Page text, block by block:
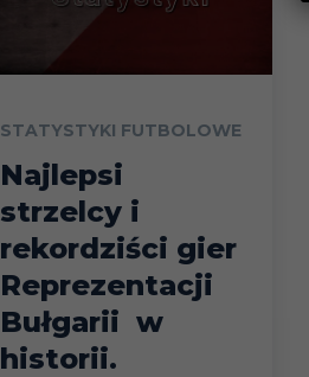
STATYSTYKI FUTBOLOWE
Najlepsi
strzelcy i
rekordziści gier
Reprezentacji
Bułgarii w
historii.